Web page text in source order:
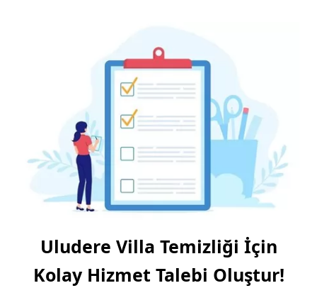
Uludere Villa Temizliği İçin
Kolay Hizmet Talebi Oluştur!